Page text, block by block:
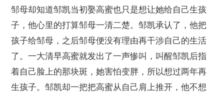
邹母却知道邹凯当初娶高蜜也只是想让她给自己生孩
子，他心里的打算邹母一清二楚。邹凯承认了，他把
孩子给邹母，之后邹母便没有理由再干涉自己的生活
了。一大清早高蜜就发出了一声惨叫，叫醒邹凯后指
着自己脸上的那块斑，她害怕变胖，所以想过两年再
生孩子。邹凯却一把把高蜜从自己肩上推开，他不想